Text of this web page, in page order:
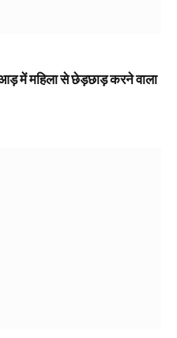
में महिला से छेड़छाड़ करने वाला